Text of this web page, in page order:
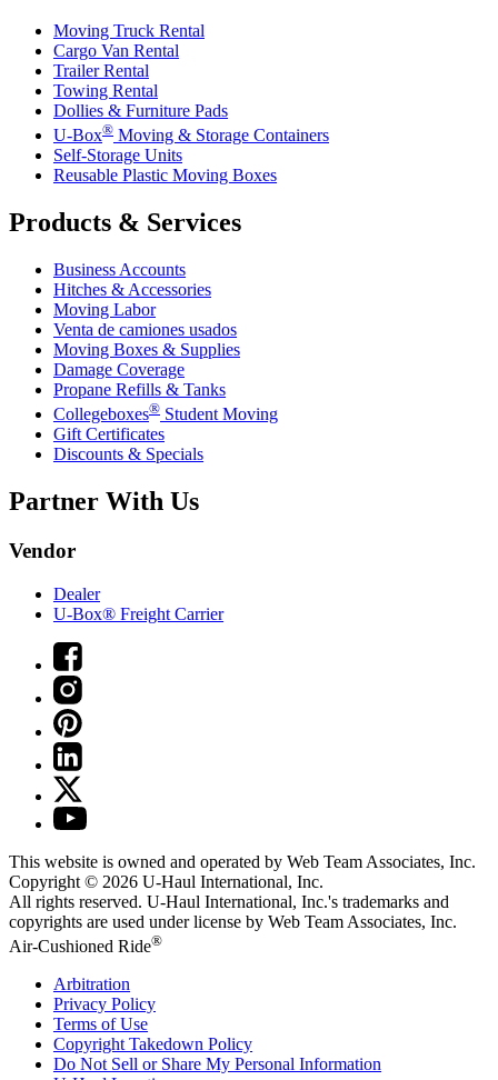
Moving Truck Rental
Cargo Van Rental
Trailer Rental
Towing Rental
Dollies & Furniture Pads
U-Box® Moving & Storage Containers
Self-Storage Units
Reusable Plastic Moving Boxes
Products & Services
Business Accounts
Hitches & Accessories
Moving Labor
Venta de camiones usados
Moving Boxes & Supplies
Damage Coverage
Propane Refills & Tanks
Collegeboxes® Student Moving
Gift Certificates
Discounts & Specials
Partner With Us
Vendor
Dealer
U-Box® Freight Carrier
This website is owned and operated by Web Team Associates, Inc.
Copyright © 2026 U-Haul International, Inc.
All rights reserved. U-Haul International, Inc.'s trademarks and
copyrights are used under license by Web Team Associates, Inc.
Air-Cushioned Ride®
Arbitration
Privacy Policy
Terms of Use
Copyright Takedown Policy
Do Not Sell or Share My Personal Information